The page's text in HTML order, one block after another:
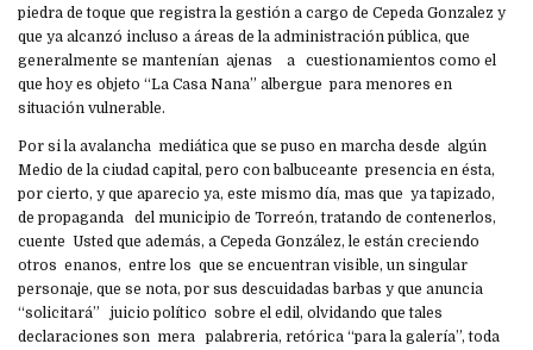
piedra de toque que registra la gestión a cargo de Cepeda Gonzalez y
que ya alcanzó incluso a áreas de la administración pública, que
generalmente se mantenían ajenas a cuestionamientos como el
que hoy es objeto “La Casa Nana” albergue para menores en
situación vulnerable.
Por si la avalancha mediática que se puso en marcha desde algún
Medio de la ciudad capital, pero con balbuceante presencia en ésta,
por cierto, y que aparecio ya, este mismo día, mas que ya tapizado,
de propaganda del municipio de Torreón, tratando de contenerlos,
cuente Usted que además, a Cepeda González, le están creciendo
otros enanos, entre los que se encuentran visible, un singular
personaje, que se nota, por sus descuidadas barbas y que anuncia
“solicitará” juicio político sobre el edil, olvidando que tales
declaraciones son mera palabreria, retórica “para la galería”, toda